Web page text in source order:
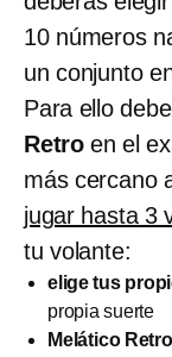
10 números
un conjunto
Para ello
Retro en el
más cercano
jugar hasta 3
tu volante:
elige tus
propia suerte
Melático